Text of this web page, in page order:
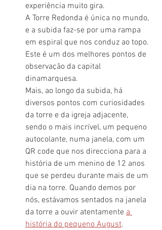
experiência muito gira.
A Torre Redonda é única no mundo,
e a subida faz-se por uma rampa
em espiral que nos conduz ao topo.
Este é um dos melhores pontos de
observação da capital
dinamarquesa.
Mais, ao longo da subida, há
diversos pontos com curiosidades
da torre e da igreja adjacente,
sendo o mais incrível, um pequeno
autocolante, numa janela, com um
QR code que nos direcciona para a
história de um menino de 12 anos
que se perdeu durante mais de um
dia na torre. Quando demos por
nós, estávamos sentados na janela
da torre a ouvir atentamente a
história do pequeno August.